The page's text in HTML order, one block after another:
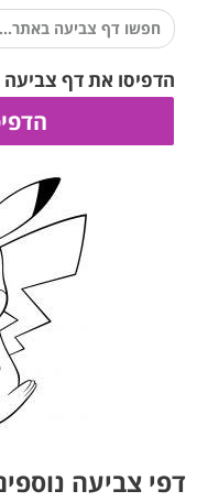
הדפיסו את דף
דפי צביעה